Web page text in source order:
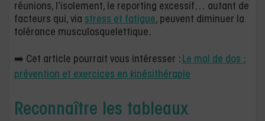
réunions, l’isolement, le reporting excessif… autant de
facteurs qui, via stress et fatigue, peuvent diminuer la
tolérance musculosquelettique.
➡️ Cet article pourrait vous intéresser : Le mal de dos :
prévention et exercices en kinésithérapie
Reconnaître les tableaux